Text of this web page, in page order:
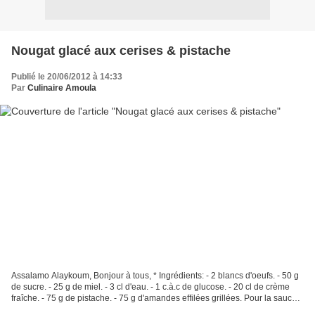
Nougat glacé aux cerises & pistache
Publié le 20/06/2012 à 14:33
Par Culinaire Amoula
Assalamo Alaykoum, Bonjour à tous, * Ingrédients: - 2 blancs d'oeufs. - 50 g
de sucre. - 25 g de miel. - 3 cl d'eau. - 1 c.à.c de glucose. - 20 cl de crème
fraîche. - 75 g de pistache. - 75 g d'amandes effilées grillées. Pour la sauce